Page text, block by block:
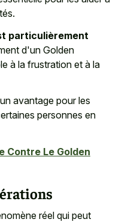
particulièrement
d'un Golden
à la frustration et à la
avantage pour les
personnes en
Contre Le Golden
réel qui peut